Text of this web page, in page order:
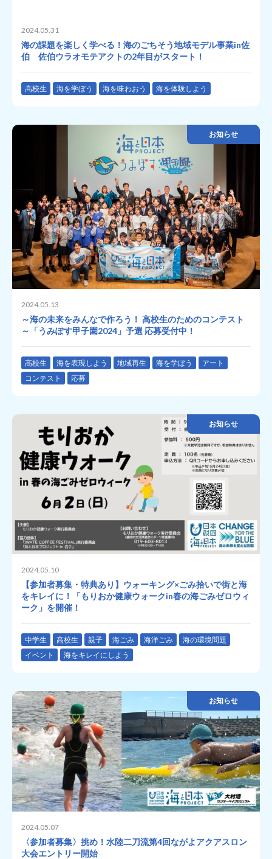
2024.05.31
海の課題を楽しく学べる！海のごちそう地域モデル事業in佐
伯 佐伯ウラオモテアクトの2年目がスタート！
高校生 海を学ぼう 海を味わおう 海を体験しよう
お知らせ
2024.05.13
～海の未来をみんなで作ろう！ 高校生のためのコンテスト
～「うみぽす甲子園2024」予選 応募受付中！
高校生 海を表現しよう 地域再生 海を学ぼう
アート
コンテスト
応募
お知らせ
2024.05.10
【参加者募集・特典あり】ウォーキング×ごみ拾いで街と海
をキレイに！「もりおか健康ウォークin春の海ごみゼロウィ
ーク」を開催！
中学生 高校生 親子 海ごみ 海洋ごみ
海の環境問題
イベント
海をキレイにしよう
お知らせ
2024.05.07
〈参加者募集〉挑め！水陸二刀流第4回ながよアクアスロン
大会エントリー開始